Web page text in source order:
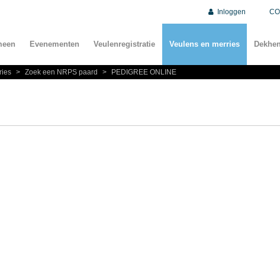
Inloggen
Evenementen Veulenregistratie Veulens en merries
> Zoek een NRPS paard > PEDIGREE ONLINE